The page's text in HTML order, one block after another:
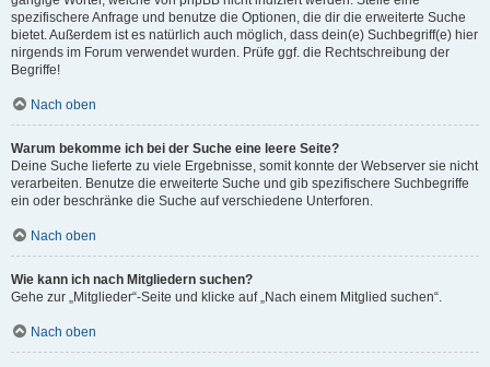
spezifischere Anfrage und benutze die Optionen, die dir die erweiterte Suche
bietet. Außerdem ist es natürlich auch möglich, dass dein(e) Suchbegriff(e) hier
nirgends im Forum verwendet wurden. Prüfe ggf. die Rechtschreibung der
Begriffe!
Nach oben
Warum bekomme ich bei der Suche eine leere Seite?
Deine Suche lieferte zu viele Ergebnisse, somit konnte der Webserver sie nicht
verarbeiten. Benutze die erweiterte Suche und gib spezifischere Suchbegriffe
ein oder beschränke die Suche auf verschiedene Unterforen.
Nach oben
Wie kann ich nach Mitgliedern suchen?
Gehe zur „Mitglieder“-Seite und klicke auf „Nach einem Mitglied suchen“.
Nach oben